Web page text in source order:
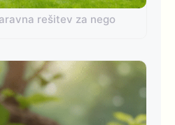
rešitev za nego